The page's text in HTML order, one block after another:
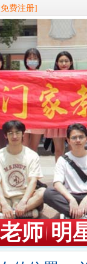
费注册]
师 明